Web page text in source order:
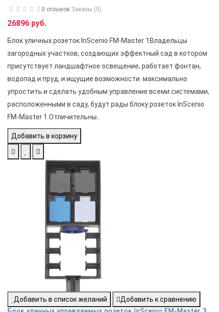
0 отзывов Заказы (5)
26896 руб.
Блок уличных розеток InScenio FM-Master 1Владельцы
загородных участков, создающих эффектный сад в котором
присутствует ландшафтное освещение, работает фонтан,
водопад и пруд, и ищущие возможности максимально
упростить и сделать удобным управление всеми системами,
расположенными в саду, будут рады блоку розеток InScenio
FM-Master 1.Отличительны..
Добавить в корзину
Добавить в список желаний
Добавить к сравнению